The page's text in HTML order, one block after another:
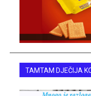
TAMTAM DJEČIJA